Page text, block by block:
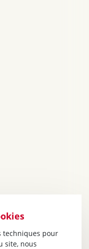
techniques pour
site, nous